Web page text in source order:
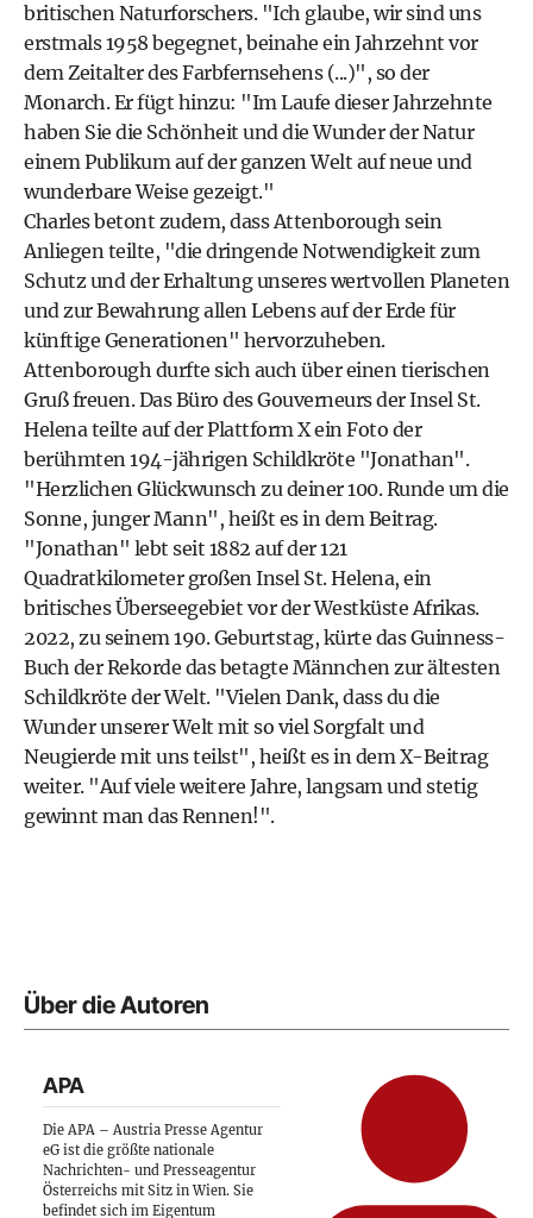
britischen Naturforschers. "Ich glaube, wir sind uns
erstmals 1958 begegnet, beinahe ein Jahrzehnt vor
dem Zeitalter des Farbfernsehens (...)", so der
Monarch. Er fügt hinzu: "Im Laufe dieser Jahrzehnte
haben Sie die Schönheit und die Wunder der Natur
einem Publikum auf der ganzen Welt auf neue und
wunderbare Weise gezeigt."
Charles betont zudem, dass Attenborough sein
Anliegen teilte, "die dringende Notwendigkeit zum
Schutz und der Erhaltung unseres wertvollen Planeten
und zur Bewahrung allen Lebens auf der Erde für
künftige Generationen" hervorzuheben.
Attenborough durfte sich auch über einen tierischen
Gruß freuen. Das Büro des Gouverneurs der Insel St.
Helena teilte auf der Plattform X ein Foto der
berühmten 194-jährigen Schildkröte "Jonathan".
"Herzlichen Glückwunsch zu deiner 100. Runde um die
Sonne, junger Mann", heißt es in dem Beitrag.
"Jonathan" lebt seit 1882 auf der 121
Quadratkilometer großen Insel St. Helena, ein
britisches Überseegebiet vor der Westküste Afrikas.
2022, zu seinem 190. Geburtstag, kürte das Guinness-
Buch der Rekorde das betagte Männchen zur ältesten
Schildkröte der Welt. "Vielen Dank, dass du die
Wunder unserer Welt mit so viel Sorgfalt und
Neugierde mit uns teilst", heißt es in dem X-Beitrag
weiter. "Auf viele weitere Jahre, langsam und stetig
gewinnt man das Rennen!".
Über die Autoren
APA
Die APA – Austria Presse Agentur
eG ist die größte nationale
Nachrichten- und Presseagentur
Österreichs mit Sitz in Wien. Sie
befindet sich im Eigentum